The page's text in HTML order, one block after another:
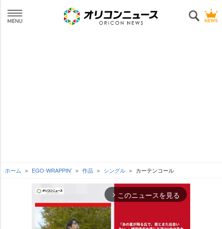
ホーム EGO-WRAPPIN’ 作品 シングル カーテンコール
arrow_forward_ios このニュースを見る